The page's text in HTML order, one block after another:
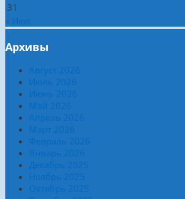
31
« Июл
Архивы
Август 2026
Июль 2026
Июнь 2026
Май 2026
Апрель 2026
Март 2026
Февраль 2026
Январь 2026
Декабрь 2025
Ноябрь 2025
Октябрь 2025